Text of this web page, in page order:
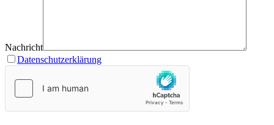
Nachricht
Datenschutzerklärung